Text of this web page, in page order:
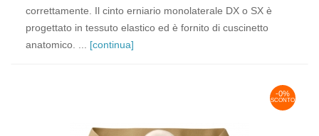
correttamente. Il cinto erniario monolaterale DX o SX è
progettato in tessuto elastico ed è fornito di cuscinetto
anatomico. ... [continua]
-0%
SCONTO